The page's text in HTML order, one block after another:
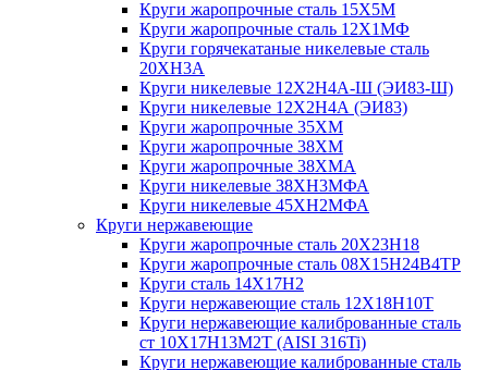
Круги жаропрочные сталь 15Х5М
Круги жаропрочные сталь 12Х1МФ
Круги горячекатаные никелевые сталь
20ХН3А
Круги никелевые 12Х2Н4А-Ш (ЭИ83-Ш)
Круги никелевые 12Х2Н4А (ЭИ83)
Круги жаропрочные 35ХМ
Круги жаропрочные 38ХМ
Круги жаропрочные 38ХМА
Круги никелевые 38XH3MФА
Круги никелевые 45ХН2МФА
Круги нержавеющие
Круги жаропрочные сталь 20Х23Н18
Круги жаропрочные сталь 08Х15Н24В4ТР
Круги сталь 14Х17Н2
Круги нержавеющие сталь 12Х18Н10Т
Круги нержавеющие калиброванные сталь
ст 10Х17Н13М2Т (AISI 316Ti)
Круги нержавеющие калиброванные сталь